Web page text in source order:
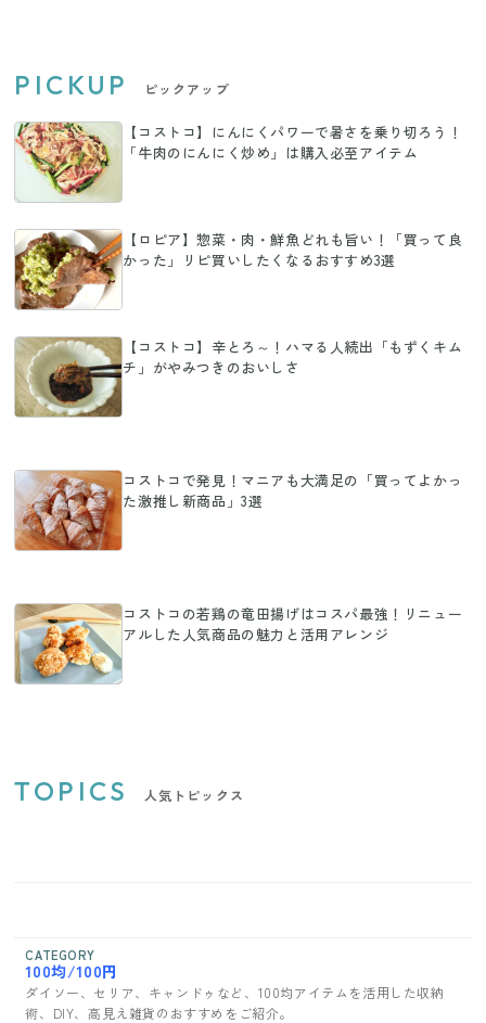
PICKUP ピックアップ
【コストコ】にんにくパワーで暑さを乗り切ろう！
「牛肉のにんにく炒め」は購入必至アイテム
【ロピア】惣菜・肉・鮮魚どれも旨い！「買って良
かった」リピ買いしたくなるおすすめ3選
【コストコ】辛とろ～！ハマる人続出「もずくキム
チ」がやみつきのおいしさ
コストコで発見！マニアも大満足の「買ってよかっ
た激推し新商品」3選
コストコの若鶏の竜田揚げはコスパ最強！リニュー
アルした人気商品の魅力と活用アレンジ
TOPICS 人気トピックス
CATEGORY
100均/100円
ダイソー、セリア、キャンドゥなど、100均アイテムを活用した収納
術、DIY、高見え雑貨のおすすめをご紹介。